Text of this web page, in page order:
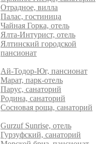
Отрадное, вилла
Палас, гостиница
Чайная Горка, отель
Ялта-Интурист, отель
Ялтинский городской
пансионат
Ай-Тодор-Юг, пансионат
Марат, парк-отель
Парус, санаторий
Родина, санаторий
Сосновая роща, санаторий
Gurzuf Sunrise, отель
Гурзуфский, санаторий